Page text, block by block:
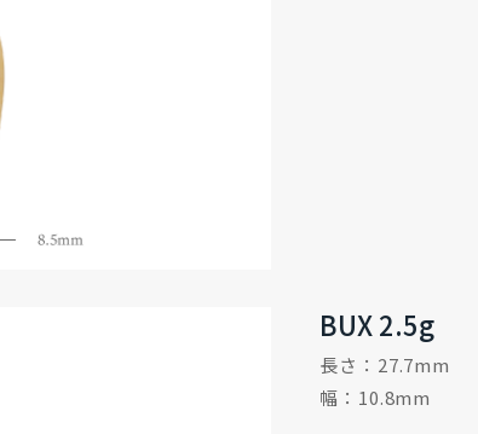
BUX 2.5g
長さ：27.7mm
幅：10.8mm